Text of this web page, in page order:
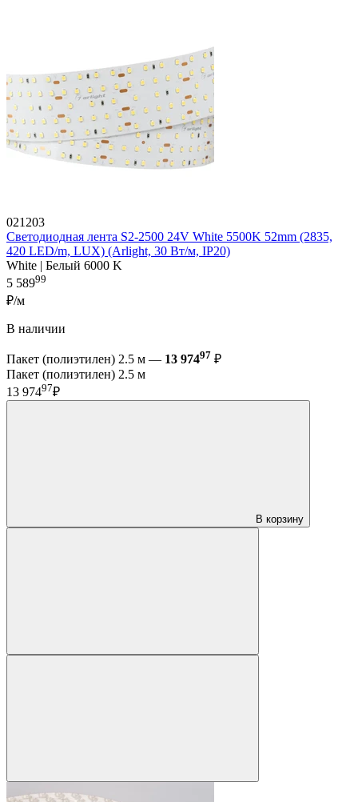
021203
Светодиодная лента S2-2500 24V White 5500K 52mm (2835,
420 LED/m, LUX) (Arlight, 30 Вт/м, IP20)
White | Белый 6000 K
5 58999
₽/м
В наличии
Пакет (полиэтилен) 2.5 м — 13 97497 ₽
Пакет (полиэтилен) 2.5 м
13 97497₽
В корзину